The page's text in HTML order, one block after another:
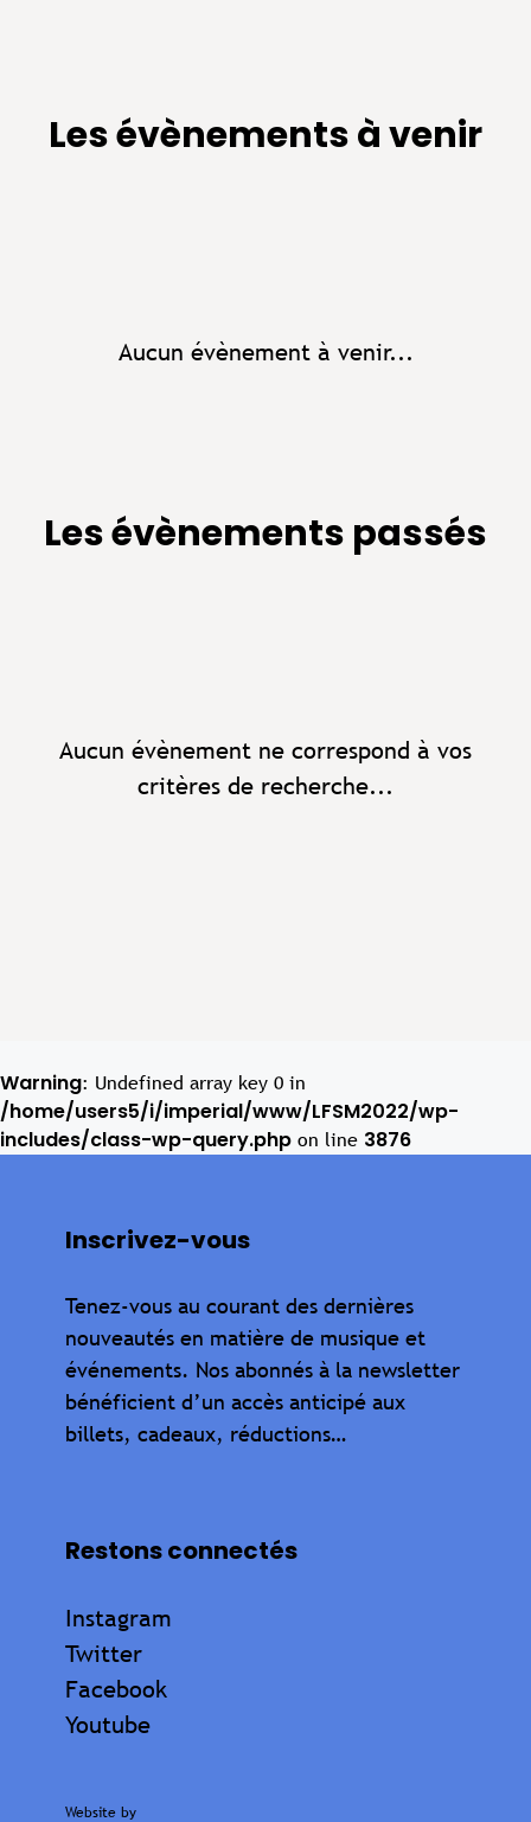
Les évènements à venir
Aucun évènement à venir...
Les évènements passés
Aucun évènement ne correspond à vos
critères de recherche...
Warning: Undefined array key 0 in
/home/users5/i/imperial/www/LFSM2022/wp-
includes/class-wp-query.php on line 3876
Inscrivez-vous
Tenez-vous au courant des dernières
nouveautés en matière de musique et
événements. Nos abonnés à la newsletter
bénéficient d’un accès anticipé aux
billets, cadeaux, réductions…
Restons connectés
Instagram
Twitter
Facebook
Youtube
Website by